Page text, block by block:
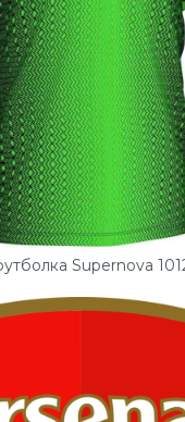
Supernova